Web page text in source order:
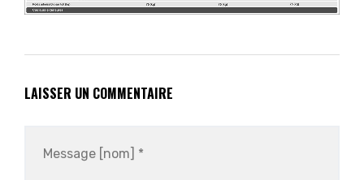
LAISSER UN COMMENTAIRE